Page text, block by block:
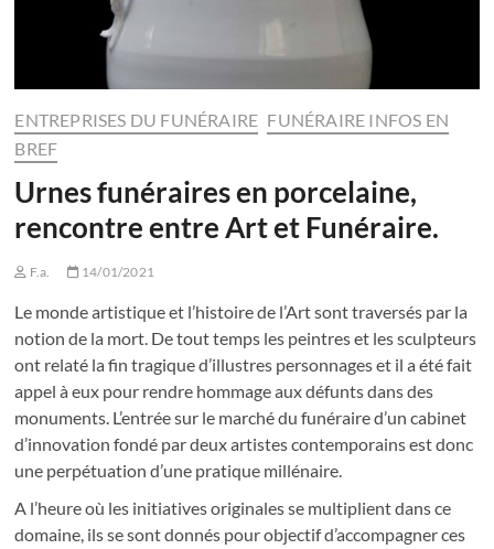
ENTREPRISES DU FUNÉRAIRE FUNÉRAIRE INFOS EN
BREF
Urnes funéraires en porcelaine,
rencontre entre Art et Funéraire.
F.a. 14/01/2021
Le monde artistique et l’histoire de l’Art sont traversés par la
notion de la mort. De tout temps les peintres et les sculpteurs
ont relaté la fin tragique d’illustres personnages et il a été fait
appel à eux pour rendre hommage aux défunts dans des
monuments. L’entrée sur le marché du funéraire d’un cabinet
d’innovation fondé par deux artistes contemporains est donc
une perpétuation d’une pratique millénaire.
A l’heure où les initiatives originales se multiplient dans ce
domaine, ils se sont donnés pour objectif d’accompagner ces